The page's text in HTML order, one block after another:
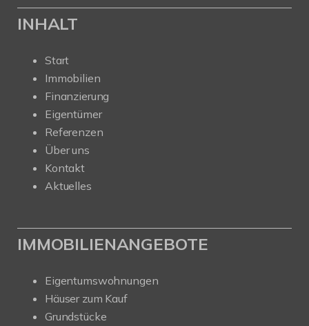
INHALT
Start
Immobilien
Finanzierung
Eigentümer
Referenzen
Über uns
Kontakt
Aktuelles
IMMOBILIENANGEBOTE
Eigentumswohnungen
Häuser zum Kauf
Grundstücke